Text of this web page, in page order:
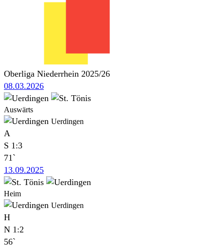
Oberliga Niederrhein 2025/26
08.03.2026
Auswärts
Uerdingen
A
S 1:3
71`
13.09.2025
Heim
Uerdingen
H
N 1:2
56`